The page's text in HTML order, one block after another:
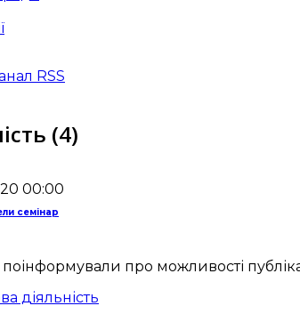
RSS
(4)
00:00
семінар
про можливості
діяльність